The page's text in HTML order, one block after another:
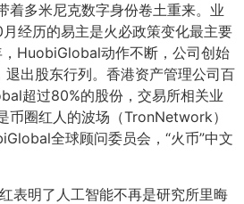
着多米尼克数字身份卷土重来。业
经历的易主是火必政策变化最主要
HuobiGlobal动作不断，公司创始
退出股东行列。香港资产管理公司百
超过80%的股份，交易所相关业
币圈红人的波场（TronNetwork）
全球顾问委员会，“火币”中文
表明了人工智能不再是研究所里晦